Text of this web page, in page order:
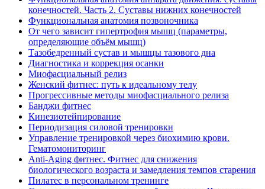
конечностей. Часть 2. Суставы нижних конечностей
Функциональная анатомия позвоночника
От чего зависит гипертрофия мышц (параметры,
определяющие объём мышц)
Тазобедренный сустав и мышцы тазового дна
Диагностика и коррекция осанки
Миофасциальный релиз
Женский фитнес: путь к идеальному телу
Прогрессивные методы миофасциального релиза
Банджи фитнес
Кинезиотейпирование
Периодизация силовой тренировки
Управление тренировкой через биохимию крови.
Гематомониторинг
Anti-Aging фитнес. Фитнес для снижения
биологического возраста и замедления темпов старения
Пилатес в персональном тренинге